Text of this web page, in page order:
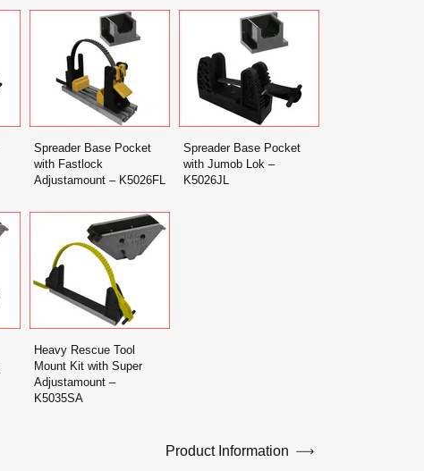
Spreader Base Pocket
with Fastlock
Adjustamount – K5026FL
Spreader Base Pocket
with Jumob Lok –
K5026JL
Heavy Rescue Tool
Mount Kit with Super
Adjustamount –
K5035SA
Product Information